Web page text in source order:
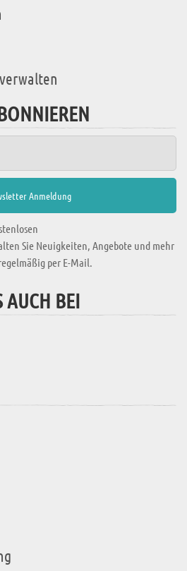
Sie Neuigkeiten, Angebote und mehr
per E-Mail.
AUCH BEI